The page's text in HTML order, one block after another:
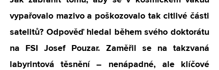
vypařovalo mazivo a poškozovalo tak citlivé části
satelitů? Odpověď hledal během svého doktorátu
na FSI Josef Pouzar. Zaměřil se na takzvaná
labyrintová těsnění – nenápadné, ale klíčové